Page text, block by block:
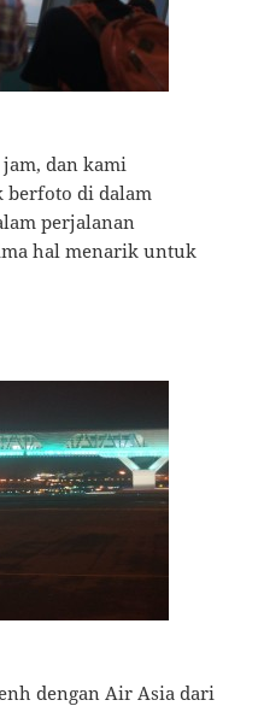
dan kami
berfoto di dalam
perjalanan
hal menarik untuk
dengan Air Asia dari